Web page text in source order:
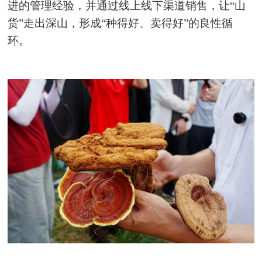
进的管理经验，并通过线上线下渠道销售，让“山
货”走出深山，形成“种得好、卖得好”的良性循
环。